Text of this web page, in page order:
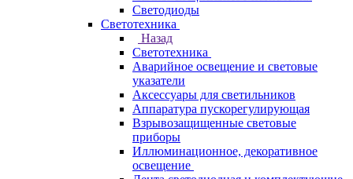
Светодиоды
Светотехника
Назад
Светотехника
Аварийное освещение и световые
указатели
Аксессуары для светильников
Аппаратура пускорегулирующая
Взрывозащищенные световые
приборы
Иллюминационное, декоративное
освещение